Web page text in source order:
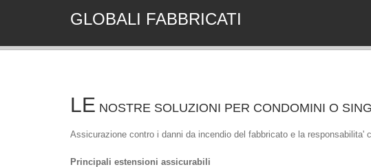
GLOBALI FABBRICATI
LE NOSTRE SOLUZIONI PER CONDOMINI O
Assicurazione contro i danni da incendio del fabbricato e la responsabilita'
Principali estensioni assicurabili